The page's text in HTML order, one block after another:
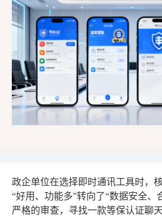
政企单位在选择即时通讯工具时，
“好用、功能多”转向了“数据安全、
严格的审查，寻找一款等保认证聊